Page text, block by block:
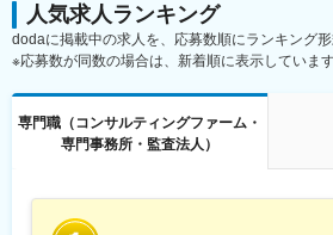
「経営コンサルタント養成講座（3か
経営コンサルタントの資格を取得しま
（2）その後、当社のコンサルタント
サルの指導の下、OJTで経営診断、経
SDGsの各分野のコンサルタントスキル
（3）資格取得支援制度が充実してお
険労務士の資格試験に挑戦しやすい環
【働きやすさ】
（1）千葉銀行の営業店／本部から案
人気求人ランキング
dodaに掲載中の求人を、応募数順にランキング形
※応募数が同数の場合は、新着順に表示しています
専門職（コンサルティングファーム・
専門事務所・監査法人）